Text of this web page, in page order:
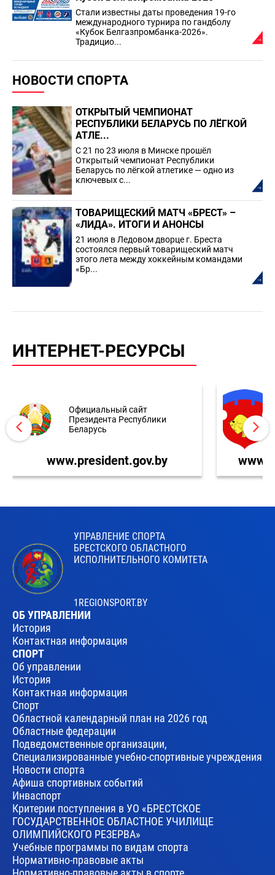
Стали известны даты проведения 19-го
международного турнира по гандболу
«Кубок Белгазпромбанка-2026».
Традицио...
НОВОСТИ СПОРТА
ОТКРЫТЫЙ ЧЕМПИОНАТ
РЕСПУБЛИКИ БЕЛАРУСЬ ПО ЛЁГКОЙ
АТЛЕ...
С 21 по 23 июля в Минске прошёл
Открытый чемпионат Республики
Беларусь по лёгкой атлетике — одно из
ключевых с...
ТОВАРИЩЕСКИЙ МАТЧ «БРЕСТ» –
«ЛИДА». ИТОГИ И АНОНСЫ
21 июля в Ледовом дворце г. Бреста
состоялся первый товарищеский матч
этого лета между хоккейным командами
«Бр...
ИНТЕРНЕТ-РЕСУРСЫ
Официальный сайт
Президента Республики
Беларусь
www.president.gov.by
УПРАВЛЕНИЕ СПОРТА
БРЕСТСКОГО ОБЛАСТНОГО
ИСПОЛНИТЕЛЬНОГО КОМИТЕТА
1REGIONSPORT.BY
ОБ УПРАВЛЕНИИ
История
Контактная информация
СПОРТ
Об управлении
История
Контактная информация
Спорт
Областной календарный план на 2026 год
Областные федерации
Подведомственные организации,
Специализированные учебно-спортивные учреждения
Новости спорта
Афиша спортивных событий
Инваспорт
Критерии поступления в УО «БРЕСТСКОЕ
ГОСУДАРСТВЕННОЕ ОБЛАСТНОЕ УЧИЛИЩЕ
ОЛИМПИЙСКОГО РЕЗЕРВА»
Учебные программы по видам спорта
Нормативно-правовые акты